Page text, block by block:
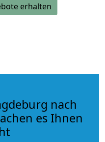
erhalten
nach
es Ihnen